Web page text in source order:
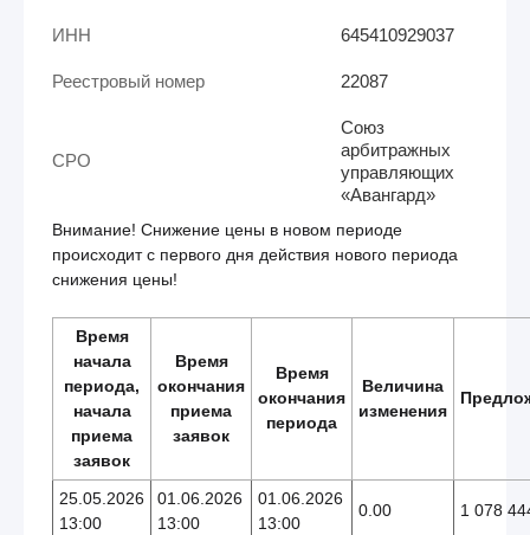
ИНН 645410929037
Реестровый номер 22087
СРО
Союз
арбитражных
управляющих
«Авангард»
Внимание! Снижение цены в новом периоде
происходит с первого дня действия нового периода
снижения цены!
Время
начала
периода,
начала
приема
заявок
Время
окончания
приема
заявок
Время
окончания
периода
Величина
изменения
25.05.2026
13:00
01.06.2026
13:00
01.06.2026
13:00
0.00 1 078